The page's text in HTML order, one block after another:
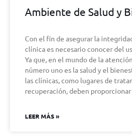
Ambiente de Salud y
Con el fin de asegurar la
clínica es necesario conocer del
Ya que, en el mundo de la
número uno es la salud y el
las clínicas, como lugares de
recuperación, deben proporcionar
LEER MÁS »